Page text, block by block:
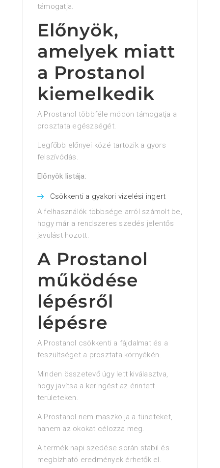
támogatja.
Előnyök,
amelyek miatt
a Prostanol
kiemelkedik
A Prostanol többféle módon támogatja a
prosztata egészségét.
Legfőbb előnyei közé tartozik a gyors
felszívódás.
Előnyök listája:
Csökkenti a gyakori vizelési ingert
A felhasználók többsége arról számolt be,
hogy már a rendszeres szedés jelentős
javulást hozott.
A Prostanol
működése
lépésről
lépésre
A Prostanol csökkenti a fájdalmat és a
feszültséget a prosztata környékén.
Minden összetevő úgy lett kiválasztva,
hogy javítsa a keringést az érintett
területeken.
A Prostanol nem maszkolja a tüneteket,
hanem az okokat célozza meg.
A termék napi szedése során stabil és
megbízható eredmények érhetők el.